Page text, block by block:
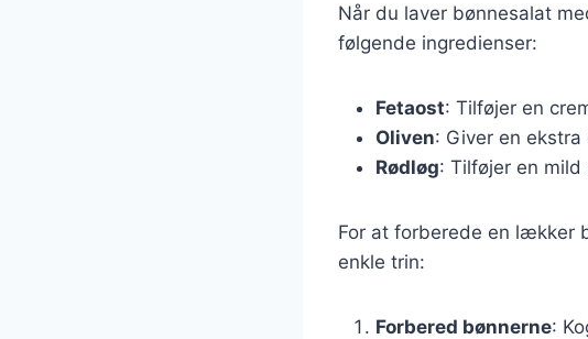
Når du laver bønnesalat
følgende ingredienser:
Fetaost: Tilføjer en
Oliven: Giver en
Rødløg: Tilføjer en
For at forberede en lækker
enkle trin:
Forbered bønnerne: